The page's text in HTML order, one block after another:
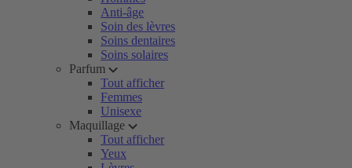
Anti-âge
Soin des lèvres
Soins dentaires
Soins solaires
Parfum
Tout afficher
Femmes
Unisexe
Maquillage
Tout afficher
Yeux